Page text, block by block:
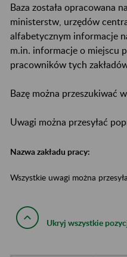
Baza została opracowana
ministerstw, urzędów
alfabetycznym informacje
m.in. informacje o miejscu
pracowników tych
Bazę można przeszukiwać
Uwagi można przesyłać
Nazwa zakładu pracy:
Wszystkie uwagi można
Ukryj wszystkie